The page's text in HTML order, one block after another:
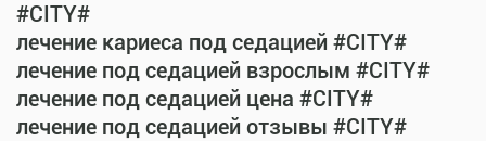
#CITY#
лечение кариеса под седацией #CITY#
лечение под седацией взрослым #CITY#
лечение под седацией цена #CITY#
лечение под седацией отзывы #CITY#